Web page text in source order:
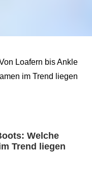
Loafern bis Ankle
im Trend liegen
Welche
Trend liegen